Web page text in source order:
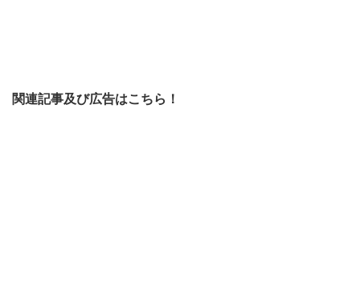
関連記事及び広告はこちら！